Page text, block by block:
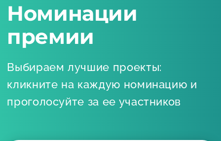
Номинации
премии
Выбираем лучшие проекты:
кликните на каждую номинацию и
проголосуйте за ее участников